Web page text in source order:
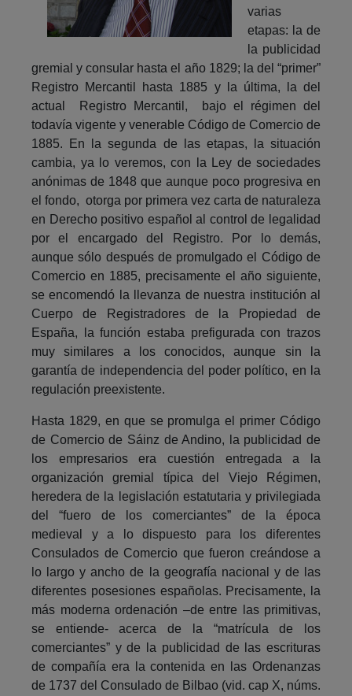
varias
etapas: la de
la publicidad
gremial y consular hasta el año 1829; la del “primer”
Registro Mercantil hasta 1885 y la última, la del
actual Registro Mercantil, bajo el régimen del
todavía vigente y venerable Código de Comercio de
1885. En la segunda de las etapas, la situación
cambia, ya lo veremos, con la Ley de sociedades
anónimas de 1848 que aunque poco progresiva en
el fondo, otorga por primera vez carta de naturaleza
en Derecho positivo español al control de legalidad
por el encargado del Registro. Por lo demás,
aunque sólo después de promulgado el Código de
Comercio en 1885, precisamente el año siguiente,
se encomendó la llevanza de nuestra institución al
Cuerpo de Registradores de la Propiedad de
España, la función estaba prefigurada con trazos
muy similares a los conocidos, aunque sin la
garantía de independencia del poder político, en la
regulación preexistente.
Hasta 1829, en que se promulga el primer Código
de Comercio de Sáinz de Andino, la publicidad de
los empresarios era cuestión entregada a la
organización gremial típica del Viejo Régimen,
heredera de la legislación estatutaria y privilegiada
del “fuero de los comerciantes” de la época
medieval y a lo dispuesto para los diferentes
Consulados de Comercio que fueron creándose a
lo largo y ancho de la geografía nacional y de las
diferentes posesiones españolas. Precisamente, la
más moderna ordenación –de entre las primitivas,
se entiende- acerca de la “matrícula de los
comerciantes” y de la publicidad de las escrituras
de compañía era la contenida en las Ordenanzas
de 1737 del Consulado de Bilbao (vid. cap X, núms.